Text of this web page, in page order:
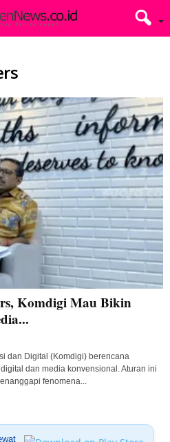
Komdigi Mau Bikin
dan Digital (Komdigi) berencana
dan media konvensional. Aturan ini
fenomena...